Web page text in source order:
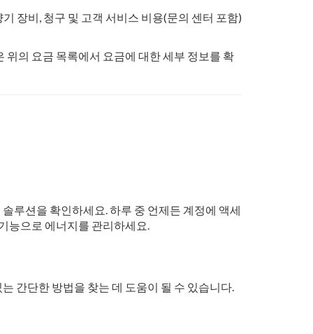
장비, 청구 및 고객 서비스 비용(문의 센터 포함)
의 요금 목록에서 요금에 대한 세부 정보를 확
루션을 확인하세요. 하루 중 언제든 계정에 액세
능으로 에너지를 관리하세요.
간단한 방법을 찾는 데 도움이 될 수 있습니다.